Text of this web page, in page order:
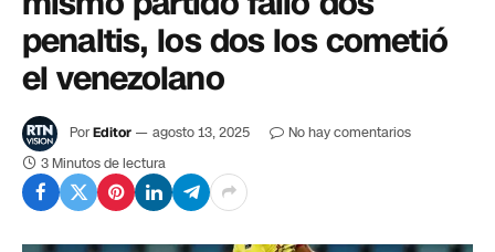
penaltis, los dos los cometió
el venezolano
PorEditor agosto 13, 2025
No hay comentarios
3 Minutos de lectura